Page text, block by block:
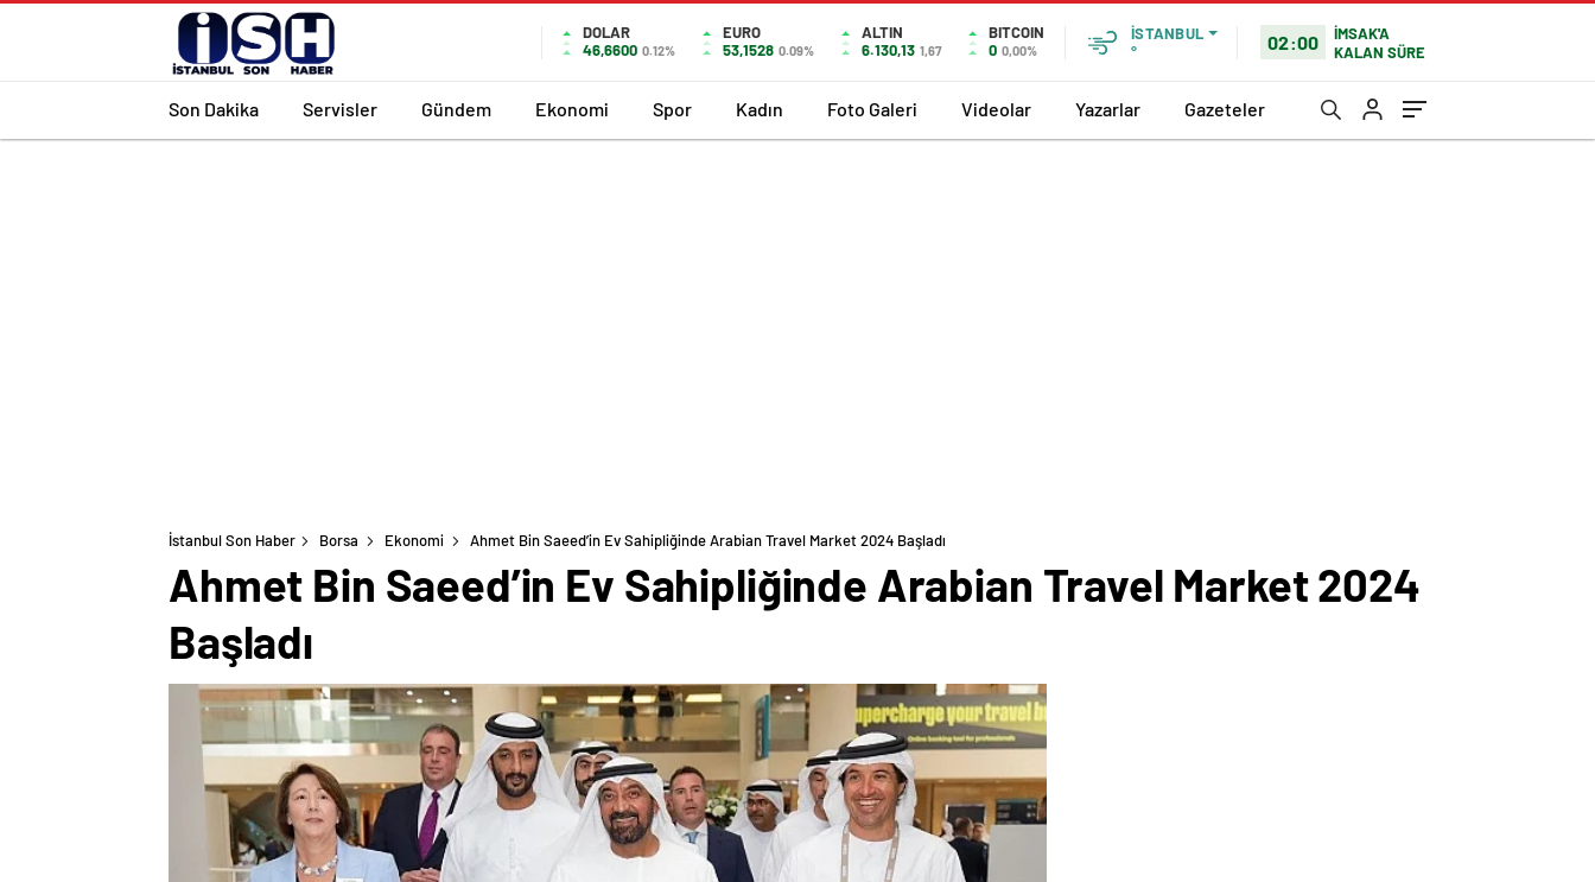
DOLAR
46,6600 0.12%
EURO
53,1528 0.09%
ALTIN
6.130,13 1,67
BITCOIN
0 0,00%
İSTANBUL
°
02:00
İMSAK'A
KALAN SÜRE
Son Dakika Servisler Gündem Ekonomi Spor Kadın Foto Galeri Videolar Yazarlar Gazeteler
İstanbul Son Haber Borsa Ekonomi Ahmet Bin Saeed’in Ev Sahipliğinde Arabian Travel Market 2024 Başladı
Ahmet Bin Saeed’in Ev Sahipliğinde Arabian Travel Market 2024
Başladı